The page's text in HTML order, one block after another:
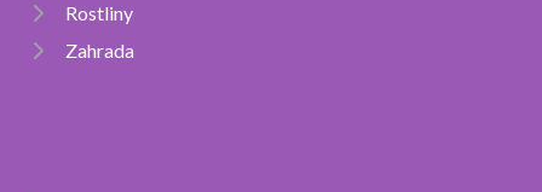
Rostliny
Zahrada